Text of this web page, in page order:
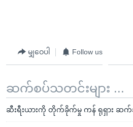
မျှဝေပါ Follow us
ဆက်စပ်သတင်းများ ...
ဆီးရီးယားကို တိုက်ခိုက်မှု ကန် ရုရှား ဆက်